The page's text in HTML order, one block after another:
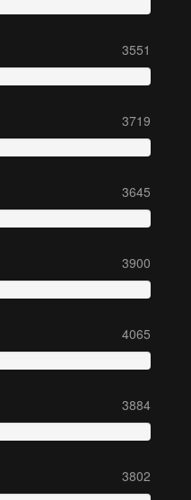
3551
3719
3645
3900
4065
3884
3802